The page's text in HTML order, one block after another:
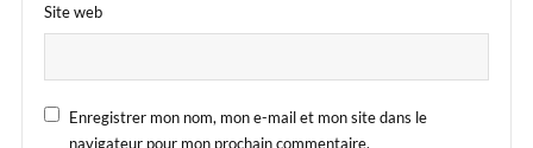
Site web
Enregistrer mon nom, mon e-mail et mon site dans le
navigateur pour mon prochain commentaire.